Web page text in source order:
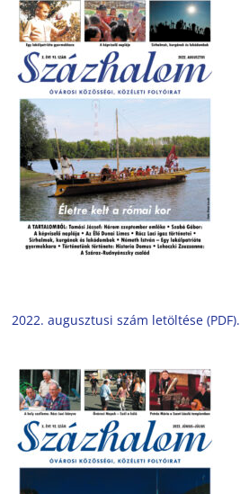
2022. augusztusi szám letöltése (PDF).